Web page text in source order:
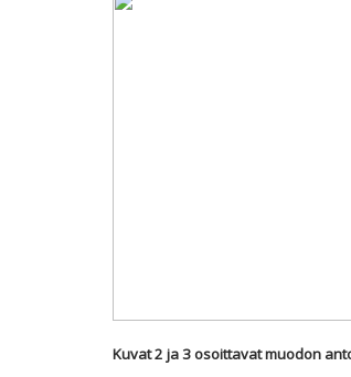
Kuvat 2 ja 3 osoittavat muodon